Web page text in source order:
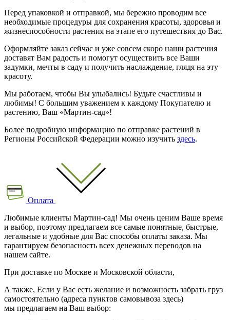
Перед упаковкой и отправкой, мы бережно проводим все
необходимые процедуры для сохранения красоты, здоровья и
жизнеспособности растения на этапе его путешествия до Вас.
Оформляйте заказ сейчас и уже совсем скоро наши растения
доставят Вам радость и помогут осуществить все Ваши
задумки, мечты в саду и получить наслаждение, глядя на эту
красоту.
Мы работаем, чтобы Вы улыбались! Будьте счастливы и
любимы! С большим уважением к каждому Покупателю и
растению, Ваш «Мартин-сад»!
Более подробную информацию по отправке растений в
Регионы Российской Федерации можно изучить здесь.
Оплата
Любимые клиенты Мартин-сад! Мы очень ценим Ваше время
и выбор, поэтому предлагаем все самые понятные, быстрые,
легальные и удобные для Вас способы оплаты заказа. Мы
гарантируем безопасность всех денежных переводов на
нашем сайте.
При доставке по Москве и Московской области,
А также, Если у Вас есть желание и возможность забрать груз
самостоятельно (адреса пунктов самовывоза здесь)
мы предлагаем на Ваш выбор: